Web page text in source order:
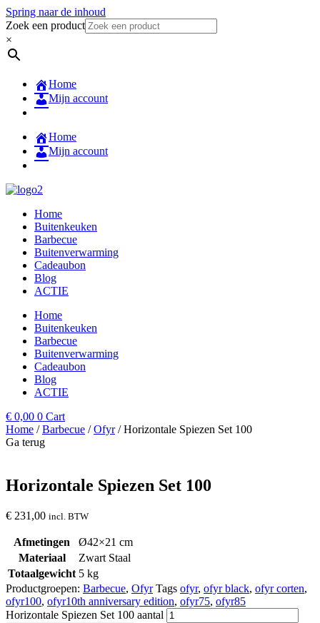
Spring naar de inhoud
Zoek een product
×
Home
Mijn account
Home
Mijn account
Home
Buitenkeuken
Barbecue
Buitenverwarming
Cadeaubon
Blog
ACTIE
Home
Buitenkeuken
Barbecue
Buitenverwarming
Cadeaubon
Blog
ACTIE
€ 0,00 0 Cart
Home /Barbecue /Ofyr/ Horizontale Spiezen Set 100
Ga terug
Horizontale Spiezen Set 100
€ 231,00 incl. BTW
Afmetingen
Ø42×21 cm
Materiaal
Zwart Staal
Totaalgewicht 5 kg
Productgroepen: Barbecue, Ofyr Tags ofyr, ofyr black, ofyr corten,
ofyr100, ofyr10th anniversary edition, ofyr75, ofyr85
Horizontale Spiezen Set 100 aantal